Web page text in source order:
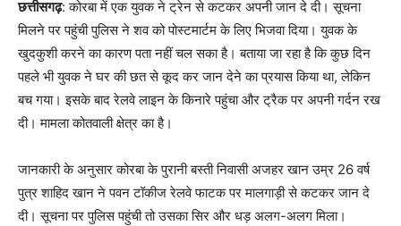
छत्तीसगढ़: कोरबा में एक युवक ने ट्रेन से कटकर अपनी जान दे दी। सूचना
मिलने पर पहुंची पुलिस ने शव को पोस्टमार्टम के लिए भिजवा दिया। युवक के
खुदकुशी करने का कारण पता नहीं चल सका है। बताया जा रहा है कि कुछ दिन
पहले भी युवक ने घर की छत से कूद कर जान देने का प्रयास किया था, लेकिन
बच गया। इसके बाद रेलवे लाइन के किनारे पहुंचा और ट्रैक पर अपनी गर्दन रख
दी। मामला कोतवाली क्षेत्र का है।
जानकारी के अनुसार कोरबा के पुरानी बस्ती निवासी अजहर खान उम्र 26 वर्ष
पुत्र शाहिद खान ने पवन टॉकीज रेलवे फाटक पर मालगाड़ी से कटकर जान दे
दी। सूचना पर पुलिस पहुंची तो उसका सिर और धड़ अलग-अलग मिला।